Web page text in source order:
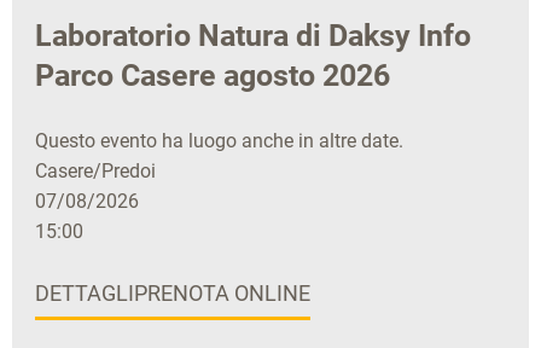
Laboratorio Natura di Daksy Info
Parco Casere agosto 2026
Questo evento ha luogo anche in altre date.
Casere/Predoi
07/08/2026
15:00
DETTAGLIPRENOTA ONLINE